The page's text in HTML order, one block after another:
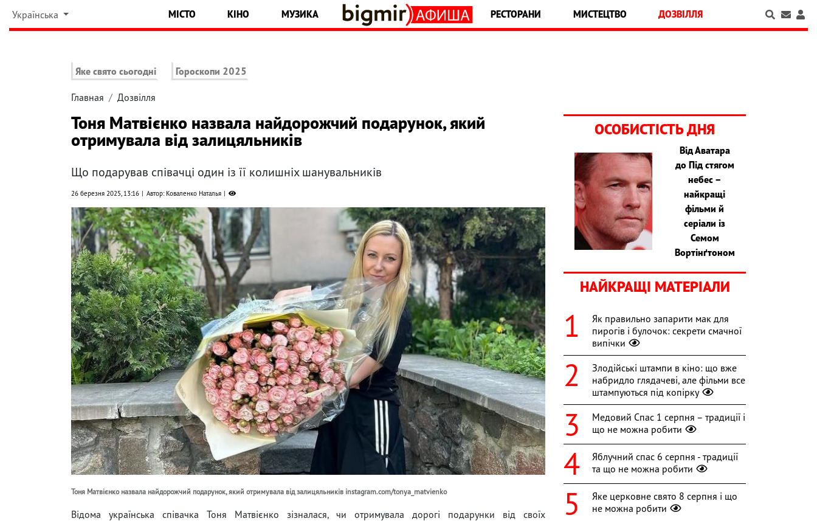
Українська МІСТО КІНО МУЗИКА РЕСТОРАНИ МИСТЕЦТВО ДОЗВІЛЛЯ
Яке свято сьогодні Гороскопи 2025
Главная Дозвілля
Тоня Матвієнко назвала найдорожчий подарунок, який
отримувала від залицяльників
Що подарував співачці один із її колишніх шанувальників
26 березня 2025, 13:16 Автор: Коваленко Наталья
Тоня Матвієнко назвала найдорожчий подарунок, який отримувала від залицяльників instagram.com/tonya_matvienko
Відома українська співачка Тоня Матвієнко зізналася, чи отримувала дорогі подарунки від своїх
ОСОБИСТІСТЬ ДНЯ
Від Аватара
до Під стягом
небес –
найкращі
фільми й
серіали із
Семом
Вортінґтоном
НАЙКРАЩІ МАТЕРІАЛИ
Як правильно запарити мак для
пирогів і булочок: секрети смачної
випічки
Злодійські штампи в кіно: що вже
набридло глядачеві, але фільми все
штампуються під копірку
Медовий Спас 1 серпня – традиції і
що не можна робити
Яблучний спас 6 серпня - традиції
та що не можна робити
Яке церковне свято 8 серпня і що
не можна робити